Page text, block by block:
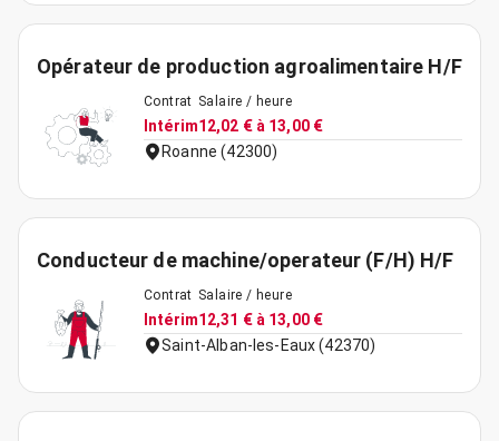
Opérateur de production agroalimentaire H/F
Contrat
Intérim
Salaire / heure
12,02 € à 13,00 €
Roanne (42300)
Conducteur de machine/operateur (F/H) H/F
Contrat
Intérim
Salaire / heure
12,31 € à 13,00 €
Saint-Alban-les-Eaux (42370)